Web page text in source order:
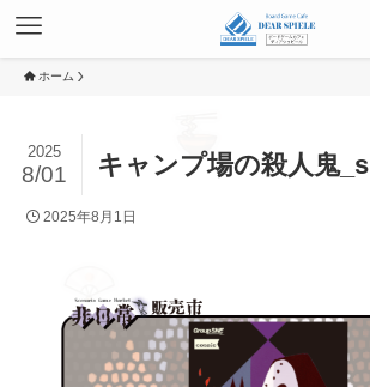
ホーム
キャンプ場の殺人鬼_s
2025
8/01
2025年8月1日